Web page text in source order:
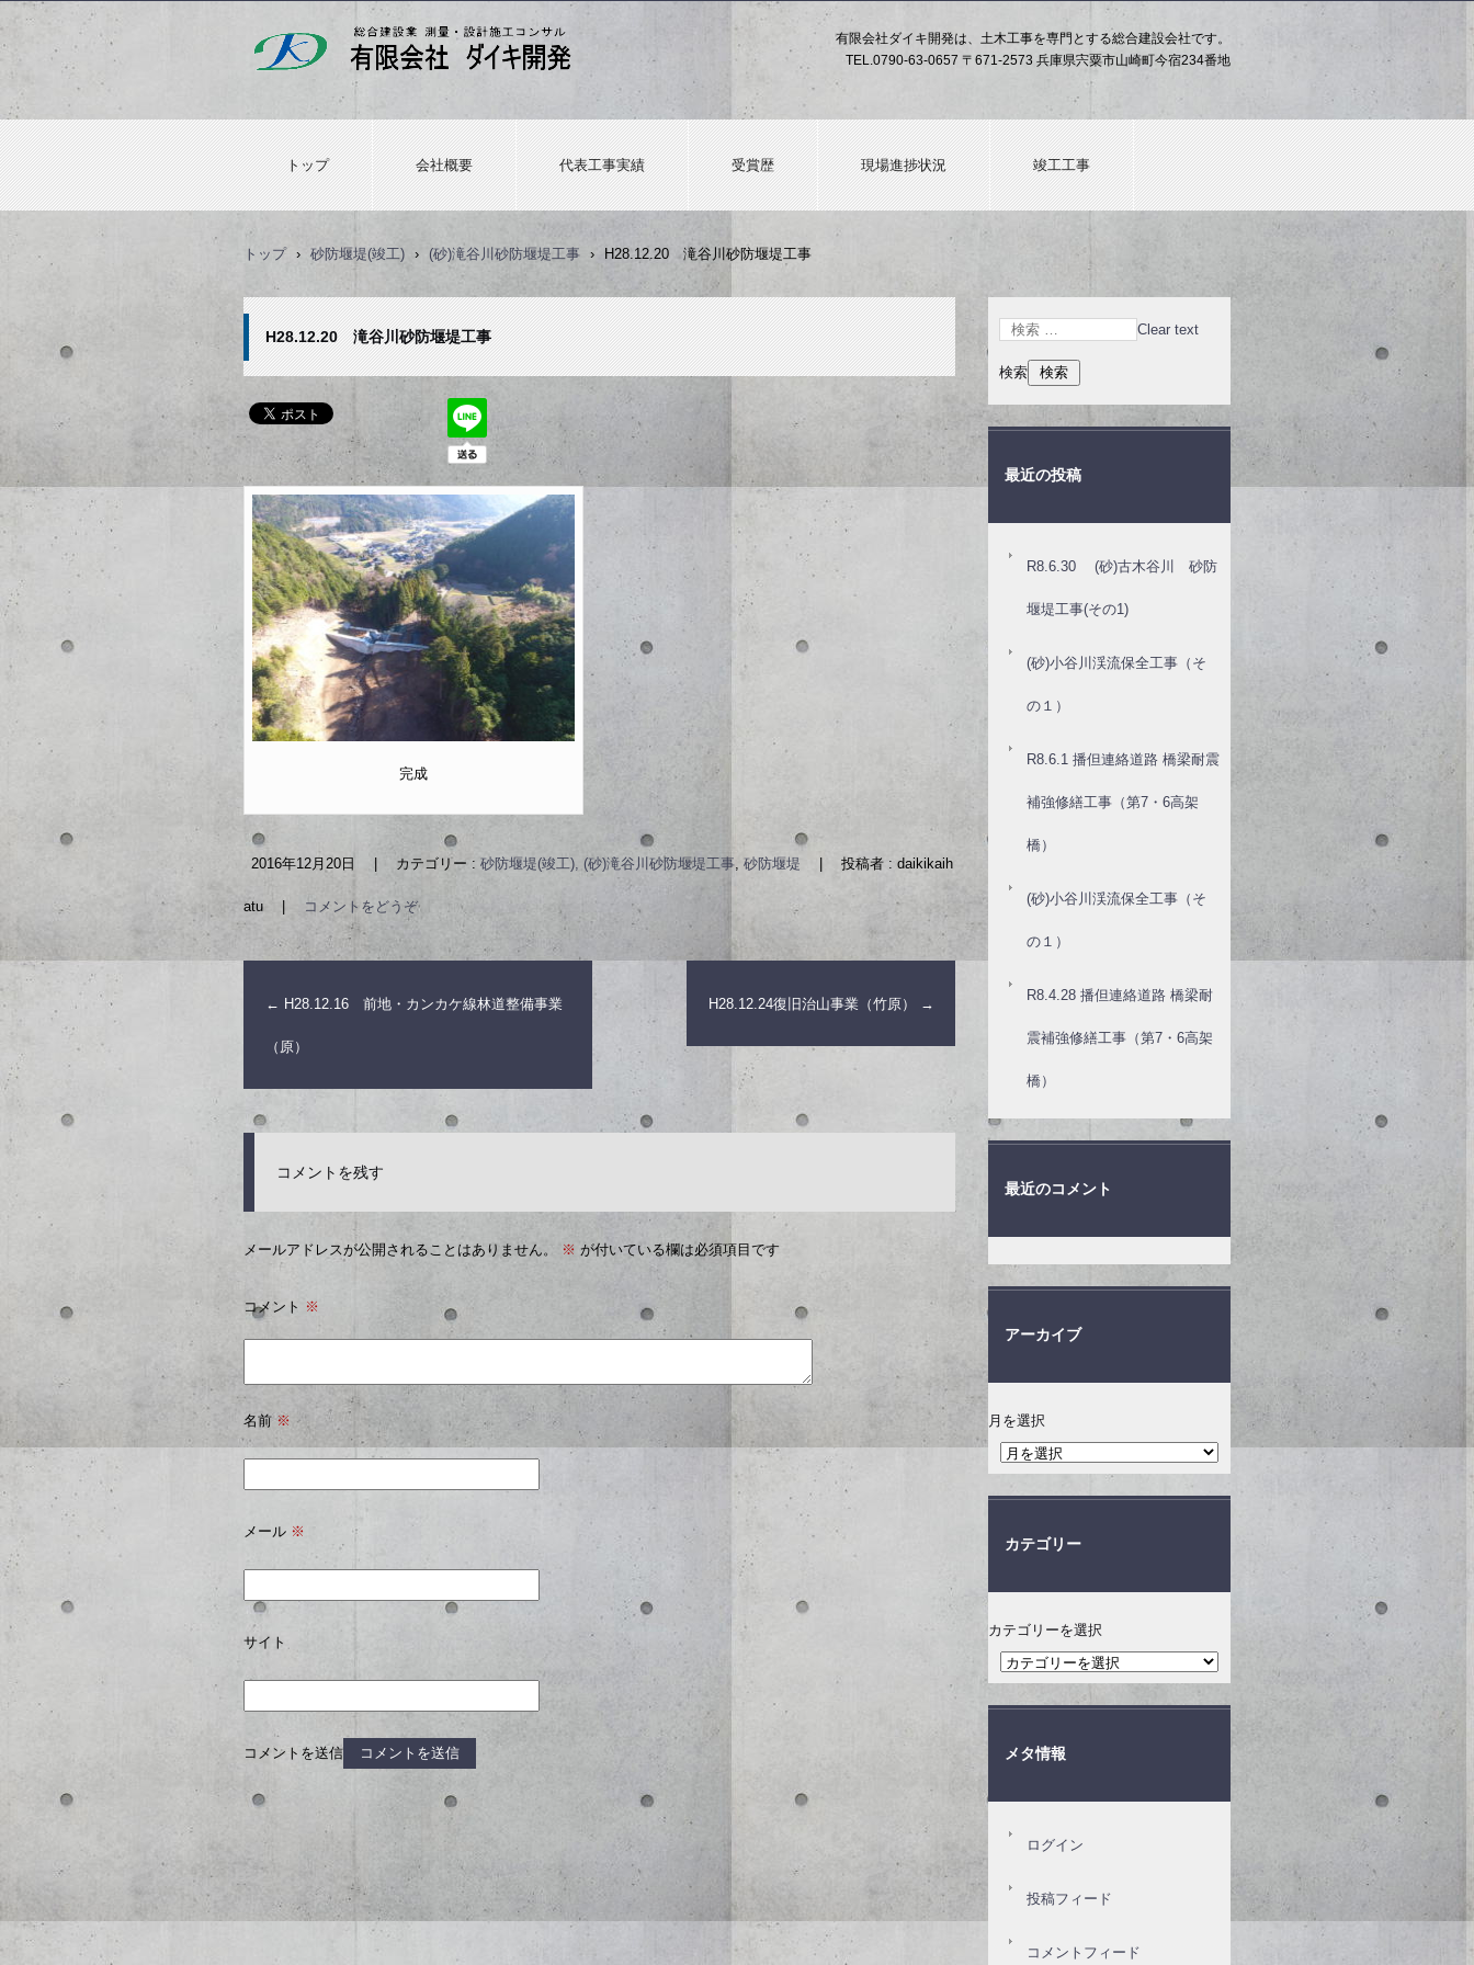
有限会社ダイキ開発は、土木工事を専門とする総合建設会社です。
TEL. 0790-63-0657 〒671-2573 兵庫県宍粟市山崎町今宿234番地
トップ 会社概要 代表工事実績 受賞歴 現場進捗状況 竣工工事
トップ › 砂防堰堤(竣工) › (砂)滝谷川砂防堰堤工事 › H28.12.20 滝谷川砂防堰堤工事
H28.12.20 滝谷川砂防堰堤工事
完成
2016年12月20日 カテゴリー : 砂防堰堤(竣工), (砂)滝谷川砂防堰堤工事, 砂防堰堤 投稿者 : daikikaih
atu コメントをどうぞ
← H28.12.16 前地・カンカケ線林道整備事業
（原）
H28.12.24復旧治山事業（竹原） →
コメントを残す
メールアドレスが公開されることはありません。 ※ が付いている欄は必須項目です
コメント ※
名前※
メール ※
サイト
コメントを送信
Clear text
検索
最近の投稿
R8.6.30 (砂)古木谷川 砂防
堰堤工事(その1)
(砂)小谷川渓流保全工事（そ
の１）
R8.6.1 播但連絡道路 橋梁耐震
補強修繕工事（第7・6高架
橋）
(砂)小谷川渓流保全工事（そ
の１）
R8.4.28 播但連絡道路 橋梁耐
震補強修繕工事（第7・6高架
橋）
最近のコメント
アーカイブ
月を選択
カテゴリー
カテゴリーを選択
メタ情報
ログイン
投稿フィード
コメントフィード